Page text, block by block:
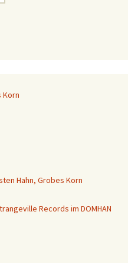
Korn
Hahn, Grobes Korn
Records im DOMHAN